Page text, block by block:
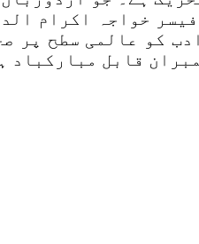
خواجہ اکرام
کو عالمی سطح پر
قابل مبارکباد